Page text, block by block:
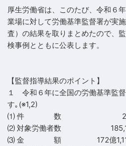
厚生労働省は、このたび、令和６
業場に対して労働基準監督署が実
査）の結果を取りまとめたので、
検事例とともに公表します。
【監督指導結果のポイント】
１ 令和６年に全国の労働基準監
す｡(※1,2)
⑴ 件 数 22,354 件（
⑵ 対象労働者数 185,197
⑶ 金 額 172億1,113万円